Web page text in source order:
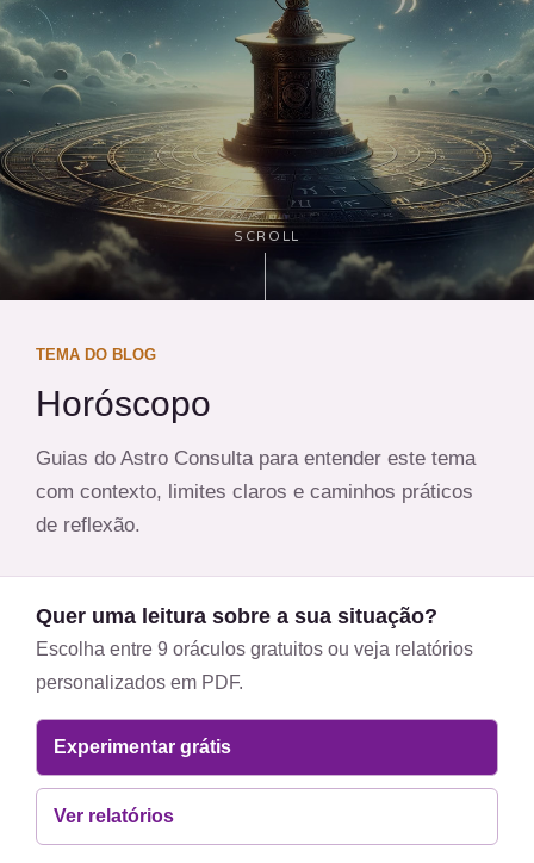
SCROLL
TEMA DO BLOG
Horóscopo
Guias do Astro Consulta para entender este tema
com contexto, limites claros e caminhos práticos
de reflexão.
Quer uma leitura sobre a sua situação?
Escolha entre 9 oráculos gratuitos ou veja relatórios
personalizados em PDF.
Experimentar grátis
Ver relatórios